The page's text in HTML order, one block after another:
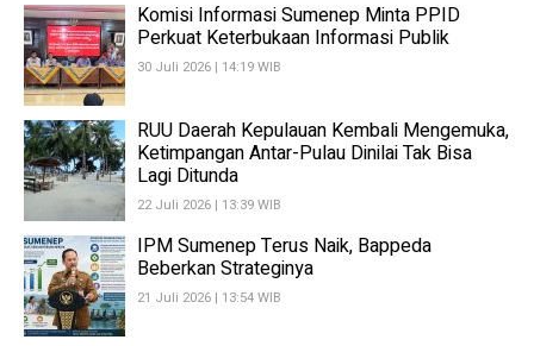
Komisi Informasi Sumenep Minta PPID
Perkuat Keterbukaan Informasi Publik
30 Juli 2026 | 14:19 WIB
RUU Daerah Kepulauan Kembali Mengemuka,
Ketimpangan Antar-Pulau Dinilai Tak Bisa
Lagi Ditunda
22 Juli 2026 | 13:39 WIB
IPM Sumenep Terus Naik, Bappeda
Beberkan Strateginya
21 Juli 2026 | 13:54 WIB